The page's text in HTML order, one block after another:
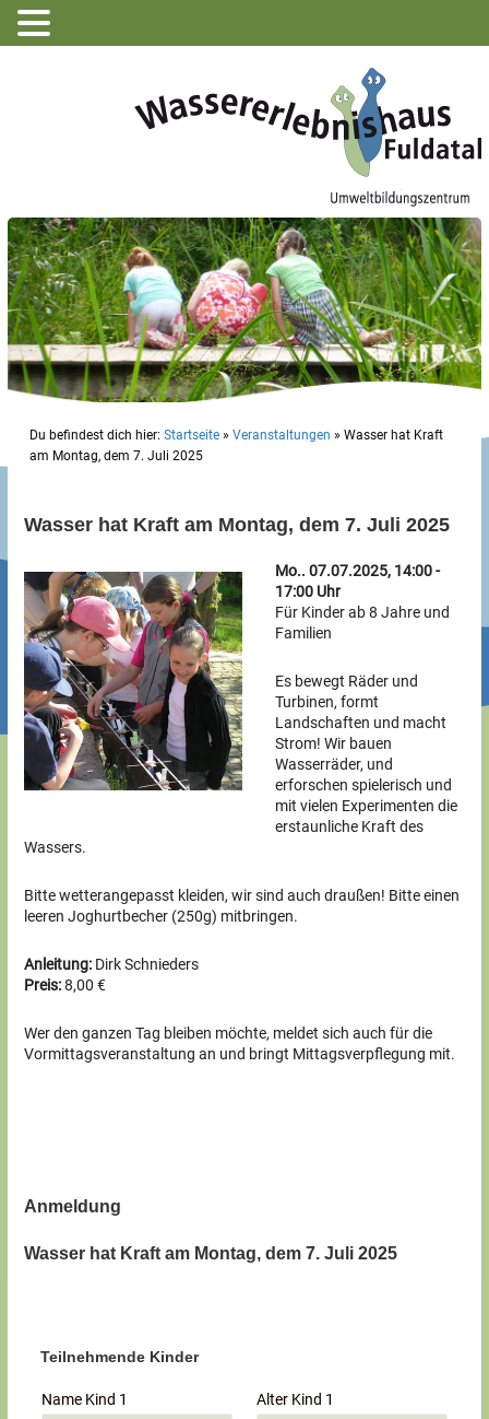
Du befindest dich hier: Startseite » Veranstaltungen » Wasser hat Kraft
am Montag, dem 7. Juli 2025
Wasser hat Kraft am Montag, dem 7. Juli 2025
Mo.. 07.07.2025, 14:00 -
17:00 Uhr
Für Kinder ab 8 Jahre und
Familien
Es bewegt Räder und
Turbinen, formt
Landschaften und macht
Strom! Wir bauen
Wasserräder, und
erforschen spielerisch und
mit vielen Experimenten die
erstaunliche Kraft des
Wassers.
Bitte wetterangepasst kleiden, wir sind auch draußen! Bitte einen
leeren Joghurtbecher (250g) mitbringen.
Anleitung: Dirk Schnieders
Preis:8,00 €
Wer den ganzen Tag bleiben möchte, meldet sich auch für die
Vormittagsveranstaltung an und bringt Mittagsverpflegung mit.
Anmeldung
Wasser hat Kraft am Montag, dem 7. Juli 2025
Teilnehmende Kinder
Name Kind 1 Alter Kind 1